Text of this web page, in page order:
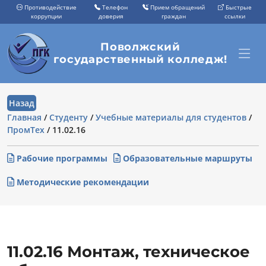
Противодействие
коррупции
Телефон
доверия
Прием обращений
граждан
Быстрые
ссылки
Поволжский
государственный колледж!
Назад
Главная /Студенту /Учебные материалы для студентов /
ПромТех / 11.02.16
Рабочие программы Образовательные маршруты
Методические рекомендации
11.02.16 Монтаж, техническое